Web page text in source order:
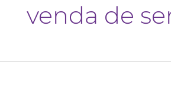
venda de